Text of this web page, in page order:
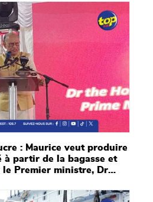
: Maurice veut produire
à partir de la bagasse et
le Premier ministre, Dr